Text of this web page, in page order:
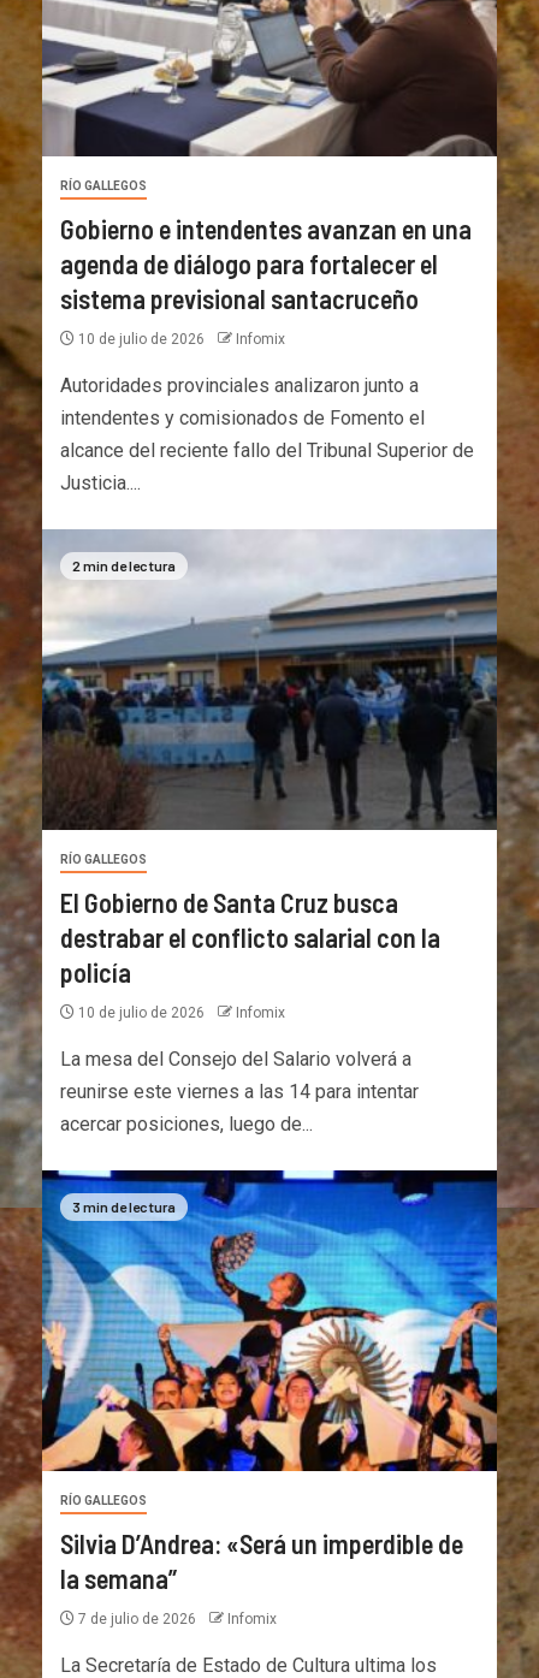
RÍO GALLEGOS
Gobierno e intendentes avanzan en una
agenda de diálogo para fortalecer el
sistema previsional santacruceño
10 de julio de 2026 Infomix
Autoridades provinciales analizaron junto a
intendentes y comisionados de Fomento el
alcance del reciente fallo del Tribunal Superior de
Justicia....
2 min de lectura
RÍO GALLEGOS
El Gobierno de Santa Cruz busca
destrabar el conflicto salarial con la
policía
10 de julio de 2026 Infomix
La mesa del Consejo del Salario volverá a
reunirse este viernes a las 14 para intentar
acercar posiciones, luego de...
3 min de lectura
RÍO GALLEGOS
Silvia D’Andrea: «Será un imperdible de
la semana”
7 de julio de 2026 Infomix
La Secretaría de Estado de Cultura ultima los